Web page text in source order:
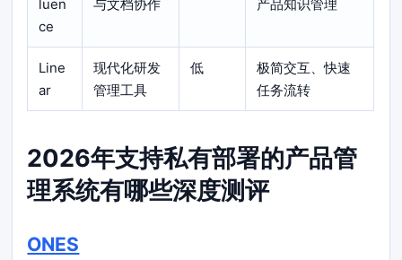
luen
ce
与文档协作
产品知识管理
Line
ar
现代化研发
管理工具
低
极简交互、快速
任务流转
2026年支持私有部署的产品管
理系统有哪些深度测评
ONES